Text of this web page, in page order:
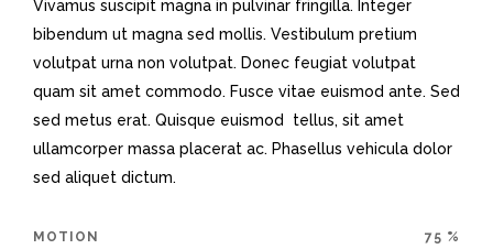
Vivamus suscipit magna in pulvinar fringilla. Integer
bibendum ut magna sed mollis. Vestibulum pretium
volutpat urna non volutpat. Donec feugiat volutpat
quam sit amet commodo. Fusce vitae euismod ante. Sed
sed metus erat. Quisque euismod tellus, sit amet
ullamcorper massa placerat ac. Phasellus vehicula dolor
sed aliquet dictum.
MOTION 75 %